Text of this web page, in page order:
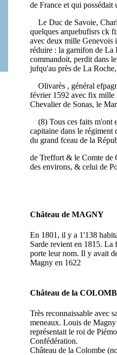
de France et qui
Le Duc de Savoie,
quelques arquebufisrs ck
avec deux mille Genevois
réduire : la garnifon de La
commandoit, perdit dans
jufqu'au près de La
Olivarès , général
février 1592 avec fix mille
Chevalier de Sonas, le
(8) Tous ces faits m'ont
capitaine dans le
du grand fceau de la
de Treffort & le Comte de
des environs, & celui de
Château de MAGNY
En 1801, il y a 1'138
Sarde revient en 1815. La
porte leur nom. Il y avait
Magny en 1622
Château de la
Très reconnaissable avec
meneaux. Louis de
représentait le roi de
Confédération.
Château de la Colombe